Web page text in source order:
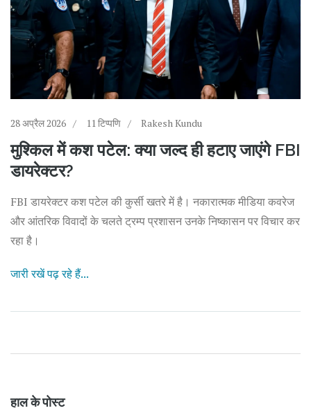
28 अप्रैल 2026 11 टिप्पणि Rakesh Kundu
मुश्किल में कश पटेल: क्या जल्द ही हटाए जाएंगे FBI
डायरेक्टर?
FBI डायरेक्टर कश पटेल की कुर्सी खतरे में है। नकारात्मक मीडिया कवरेज
और आंतरिक विवादों के चलते ट्रम्प प्रशासन उनके निष्कासन पर विचार कर
रहा है।
जारी रखें पढ़ रहे हैं...
हाल के पोस्ट